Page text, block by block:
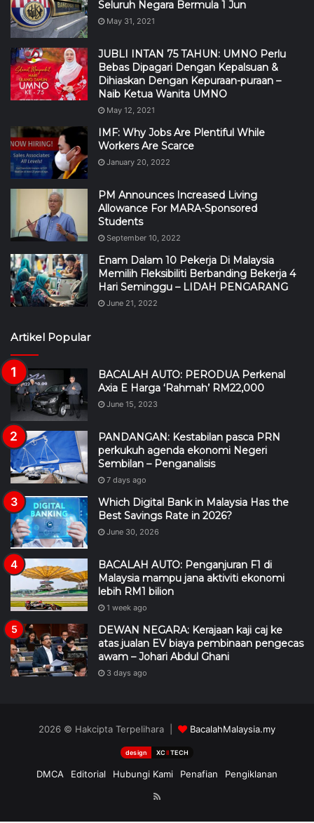
Seluruh Negara Bermula 1 Jun
May 31, 2021
JUBLI INTAN 75 TAHUN: UMNO Perlu
Bebas Dipagari Dengan Kepalsuan &
Dihiaskan Dengan Kepuraan-puraan –
Naib Ketua Wanita UMNO
May 12, 2021
IMF: Why Jobs Are Plentiful While
Workers Are Scarce
January 20, 2022
PM Announces Increased Living
Allowance For MARA-Sponsored
Students
September 10, 2022
Enam Dalam 10 Pekerja Di Malaysia
Memilih Fleksibiliti Berbanding Bekerja 4
Hari Seminggu – LIDAH PENGARANG
June 21, 2022
Artikel Popular
BACALAH AUTO: PERODUA Perkenal
Axia E Harga ‘Rahmah’ RM22,000
June 15, 2023
PANDANGAN: Kestabilan pasca PRN
perkukuh agenda ekonomi Negeri
Sembilan – Penganalisis
7 days ago
Which Digital Bank in Malaysia Has the
Best Savings Rate in 2026?
June 30, 2026
BACALAH AUTO: Penganjuran F1 di
Malaysia mampu jana aktiviti ekonomi
lebih RM1 bilion
1 week ago
DEWAN NEGARA: Kerajaan kaji caj ke
atas jualan EV biaya pembinaan pengecas
awam – Johari Abdul Ghani
3 days ago
2026 © Hakcipta Terpelihara | BacalahMalaysia.my
design XCIITECH
DMCA Editorial Hubungi Kami Penafian
Pengiklanan